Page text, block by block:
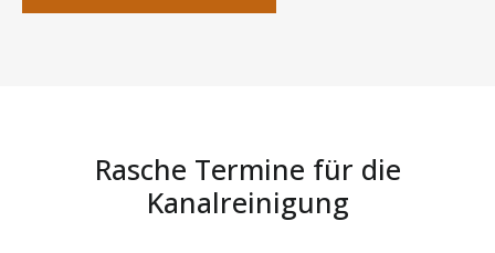
Rasche Termine für die
Kanalreinigung